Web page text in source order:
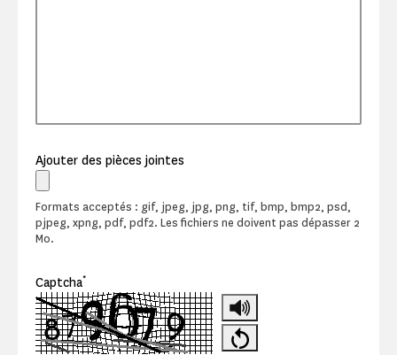
Ajouter des pièces jointes
Formats acceptés : gif, jpeg, jpg, png, tif, bmp, bmp2, psd,
pjpeg, xpng, pdf, pdf2. Les fichiers ne doivent pas dépasser 2
Mo.
Captcha*